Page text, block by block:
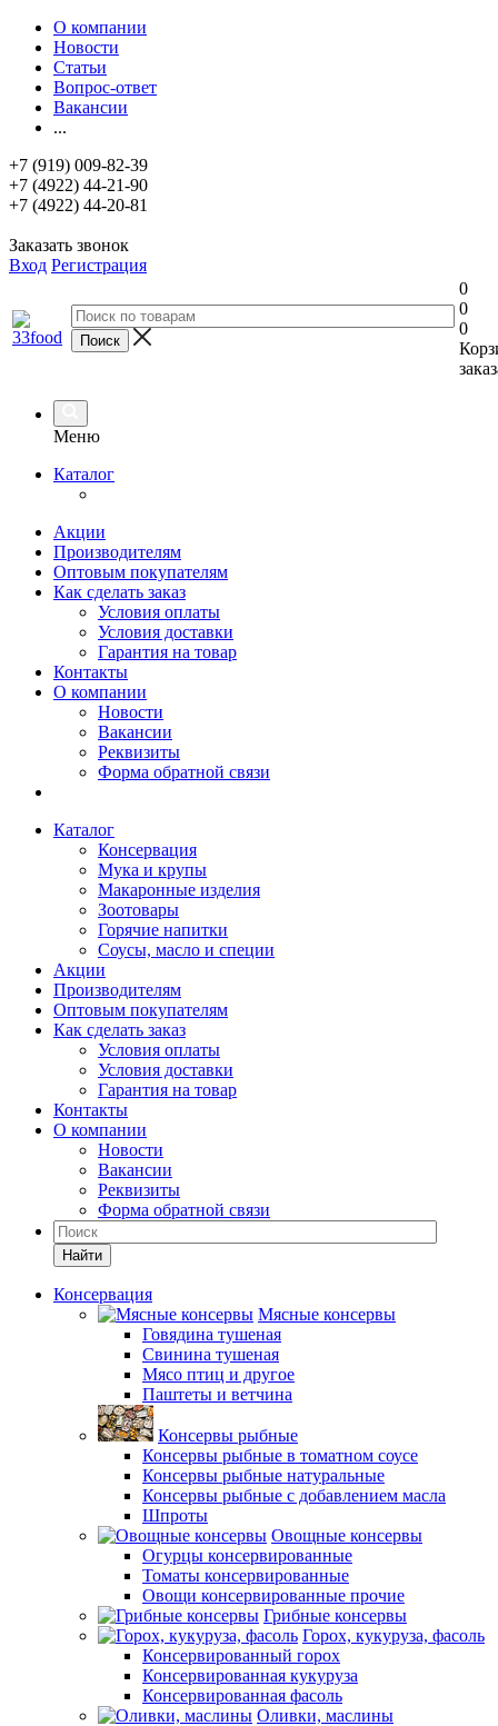
О компании
Новости
Статьи
Вопрос-ответ
Вакансии
...
+7 (919) 009-82-39
+7 (4922) 44-21-90
+7 (4922) 44-20-81
Заказать звонок
Вход Регистрация
0
0
0
Меню
Каталог
Акции
Производителям
Оптовым покупателям
Как сделать заказ
Условия оплаты
Условия доставки
Гарантия на товар
Контакты
О компании
Новости
Вакансии
Реквизиты
Форма обратной связи
Каталог
Консервация
Мука и крупы
Макаронные изделия
Зоотовары
Горячие напитки
Соусы, масло и специи
Акции
Производителям
Оптовым покупателям
Как сделать заказ
Условия оплаты
Условия доставки
Гарантия на товар
Контакты
О компании
Новости
Вакансии
Реквизиты
Форма обратной связи
Найти
Консервация
Мясные консервы
Говядина тушеная
Свинина тушеная
Мясо птиц и другое
Паштеты и ветчина
Консервы рыбные
Консервы рыбные в томатном соусе
Консервы рыбные натуральные
Консервы рыбные с добавлением масла
Шпроты
Овощные консервы
Огурцы консервированные
Томаты консервированные
Овощи консервированные прочие
Грибные консервы
Горох, кукуруза, фасоль
Консервированный горох
Консервированная кукуруза
Консервированная фасоль
Оливки, маслины